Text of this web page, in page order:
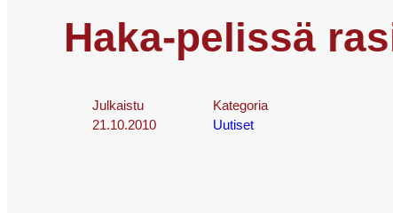
Haka-pelissä
Julkaistu
21.10.2010
Kategoria
Uutiset